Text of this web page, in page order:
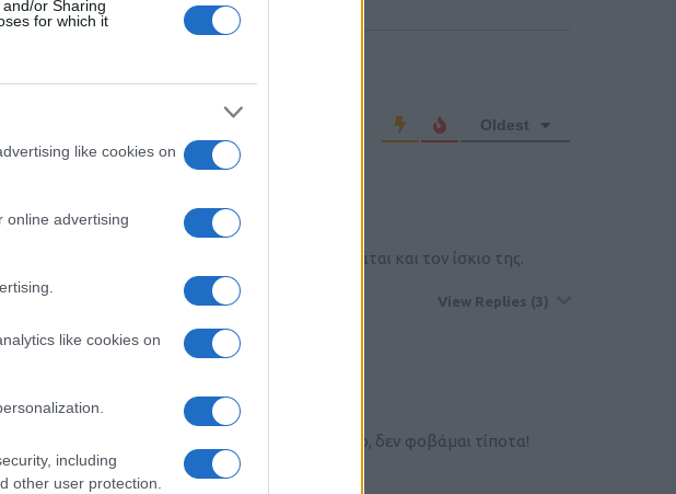
or Sharing
for which it
like cookies on
online advertising
like cookies on
including
other user protection.
Oldest
είναι μια γεροπαπαλιασμένη κοινωνία που φοβάται και τον ίσκιο της.
View Replies (3)
και από οικονομία) στο Ευρωκοινοβούλιο, δεν φοβάμαι τίποτα!